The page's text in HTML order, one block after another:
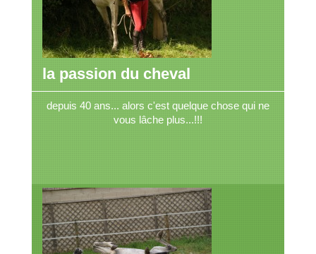
la passion du cheval
depuis 40 ans... alors c'est quelque chose qui ne
vous lâche plus...!!!